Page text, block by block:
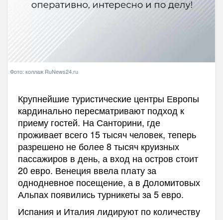
Фото: коллаж RuNews24.ru
Крупнейшие туристические центры Европы
кардинально пересматривают подход к
приему гостей. На Санторини, где
проживает всего 15 тысяч человек, теперь
разрешено не более 8 тысяч круизных
пассажиров в день, а вход на остров стоит
20 евро. Венеция ввела плату за
однодневное посещение, а в Доломитовых
Альпах появились турникеты за 5 евро.
Испания и Италия лидируют по количеству